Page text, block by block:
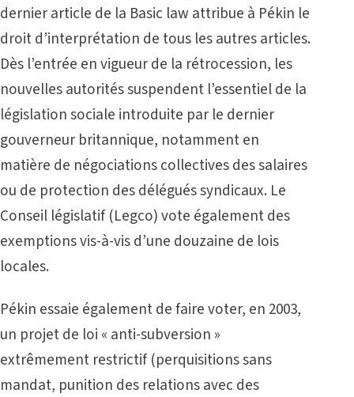
dernier article de la Basic law attribue à Pékin le
droit d’interprétation de tous les autres articles.
Dès l’entrée en vigueur de la rétrocession, les
nouvelles autorités suspendent l’essentiel de la
législation sociale introduite par le dernier
gouverneur britannique, notamment en
matière de négociations collectives des salaires
ou de protection des délégués syndicaux. Le
Conseil législatif (Legco) vote également des
exemptions vis-à-vis d’une douzaine de lois
locales.
Pékin essaie également de faire voter, en 2003,
un projet de loi « anti-subversion »
extrêmement restrictif (perquisitions sans
mandat, punition des relations avec des